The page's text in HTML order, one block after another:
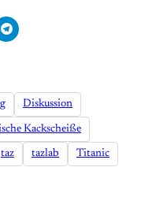
Diskussion
Kackscheiße
taz tazlab Titanic